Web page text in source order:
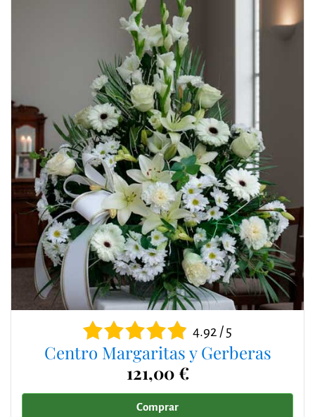
4.92 / 5
Centro Margaritas y Gerberas
121,00 €
Comprar